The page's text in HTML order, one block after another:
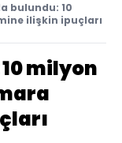
bulundu: 10
ilişkin ipuçları
milyon